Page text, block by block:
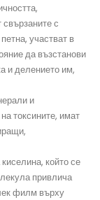
с
участват в
да възстанови
и делението им,
и
токсините, имат
, който се
привлича
филм върху